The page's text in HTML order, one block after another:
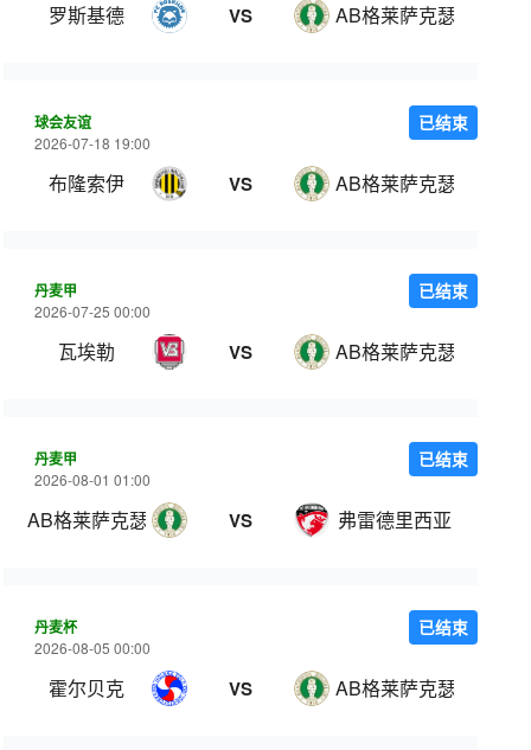
罗斯基德 VS AB格莱萨克瑟
球会友谊
2026-07-18 19:00
布隆索伊 VS AB格莱萨克瑟
已结束
丹麦甲
2026-07-25 00:00
瓦埃勒 VS AB格莱萨克瑟
已结束
丹麦甲
2026-08-01 01:00
AB格莱萨克瑟 VS 弗雷德里西亚
已结束
丹麦杯
2026-08-05 00:00
霍尔贝克 VS AB格莱萨克瑟
已结束